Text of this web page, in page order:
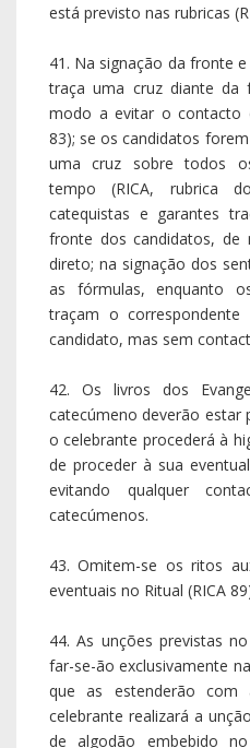
está previsto nas rubricas
41. Na signação da fronte
traça uma cruz diante da
modo a evitar o contacto
83); se os candidatos
uma cruz sobre todos
tempo (RICA, rubrica
catequistas e garantes
fronte dos candidatos,
direto; na signação dos
as fórmulas, enquanto
traçam o
candidato, mas sem
42. Os livros dos
catecúmeno deverão estar
o celebrante procederá à
de proceder à sua
evitando qualquer
catecúmenos.
43. Omitem-se os ritos
eventuais no Ritual (RICA
44. As unções previstas
far-se-ão exclusivamente
que as estenderão
celebrante realizará a
de algodão embebido